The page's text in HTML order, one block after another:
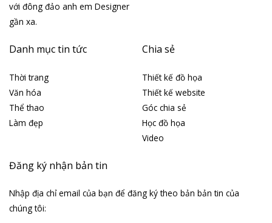
với đông đảo anh em Designer
gần xa.
Danh mục tin tức
Thời trang
Văn hóa
Thể thao
Làm đẹp
Chia sẻ
Thiết kế đồ họa
Thiết kế website
Góc chia sẻ
Học đồ họa
Video
Đăng ký nhận bản tin
Nhập địa chỉ email của bạn để đăng ký theo bản bản tin của
chúng tôi: